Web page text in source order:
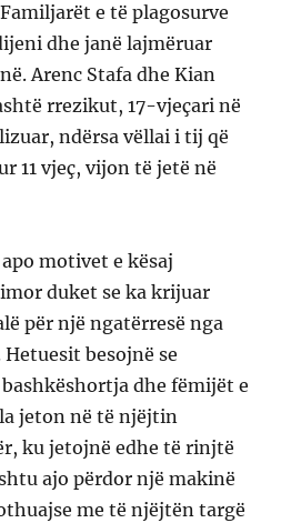
e të plagosurve
dhe janë lajmëruar
Arenc Stafa dhe Kian
rrezikut, 17-vjeçari në
ndërsa vëllai i tij që
11 vjeç, vijon të jetë në
motivet e kësaj
duket se ka krijuar
për një ngatërresë nga
besojnë se
dhe fëmijët e
jeton në të njëjtin
ku jetojnë edhe të rinjtë
ajo përdor një makinë
me të njëjtën targë